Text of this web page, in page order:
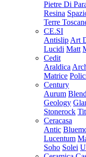
Pietre Di
Resina
Terre
CE.SI
Antislip Art
Lucidi Matt
Cedit
Araldica
Matrice
Century
Aurum Blend
Geology
Stonerock
Ceracasa
Antic
Lucentum
Soho Solei